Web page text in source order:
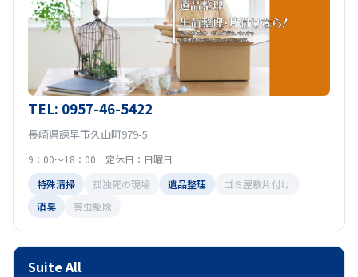
TEL: 0957-46-5422
長崎県諫早市久山町979-5
9：00～18：00 定休日：日曜日
特殊清掃
孤独死の現場 遺品整理
ゴミ屋敷片付け
消臭
害虫駆除
Suite All